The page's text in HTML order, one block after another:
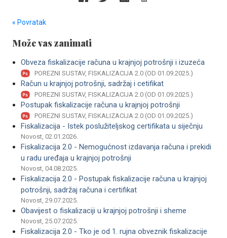
« Povratak
Može vas zanimati
Obveza fiskalizacije računa u krajnjoj potrošnji i izuzeća
POREZNI SUSTAV, FISKALIZACIJA 2.0 (OD 01.09.2025.)
Račun u krajnjoj potrošnji, sadržaj i cetifikat
POREZNI SUSTAV, FISKALIZACIJA 2.0 (OD 01.09.2025.)
Postupak fiskalizacije računa u krajnjoj potrošnji
POREZNI SUSTAV, FISKALIZACIJA 2.0 (OD 01.09.2025.)
Fiskalizacija - Istek poslužiteljskog certifikata u siječnju
Novost, 02.01.2026.
Fiskalizacija 2.0 - Nemogućnost izdavanja računa i prekidi
u radu uređaja u krajnjoj potrošnji
Novost, 04.08.2025.
Fiskalizacija 2.0 - Postupak fiskalizacije računa u krajnjoj
potrošnji, sadržaj računa i certifikat
Novost, 29.07.2025.
Obavijest o fiskalizaciji u krajnjoj potrošnji i sheme
Novost, 25.07.2025.
Fiskalizacija 2.0 - Tko je od 1. rujna obveznik fiskalizacije